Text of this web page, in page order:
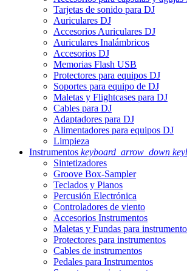
Tarjetas de sonido para DJ
Auriculares DJ
Accesorios Auriculares DJ
Auriculares Inalámbricos
Accesorios DJ
Memorias Flash USB
Protectores para equipos DJ
Soportes para equipo de DJ
Maletas y Flightcases para DJ
Cables para DJ
Adaptadores para DJ
Alimentadores para equipos DJ
Limpieza
Instrumentos keyboard_arrow_down
Sintetizadores
Groove Box-Sampler
Teclados y Pianos
Percusión Electrónica
Controladores de viento
Accesorios Instrumentos
Maletas y Fundas para
Protectores para instrumentos
Cables de instrumentos
Pedales para Instrumentos